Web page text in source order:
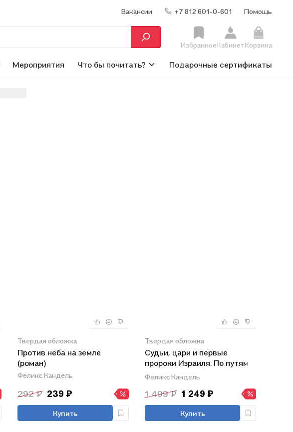
Вакансии +7 812 601-0-601 Помощь
ИзбранноеКабинетКорзина
Мероприятия Что бы почитать? Подарочные сертификаты
Твердая обложка
Против неба на земле
(роман)
Феликс Кандель
292 ₽ 239 ₽
Купить
Твердая обложка
Судьи, цари и первые
пророки Израиля. По путям
Земли этой
Феликс Кандель
1 499 ₽ 1 249 ₽
Купить